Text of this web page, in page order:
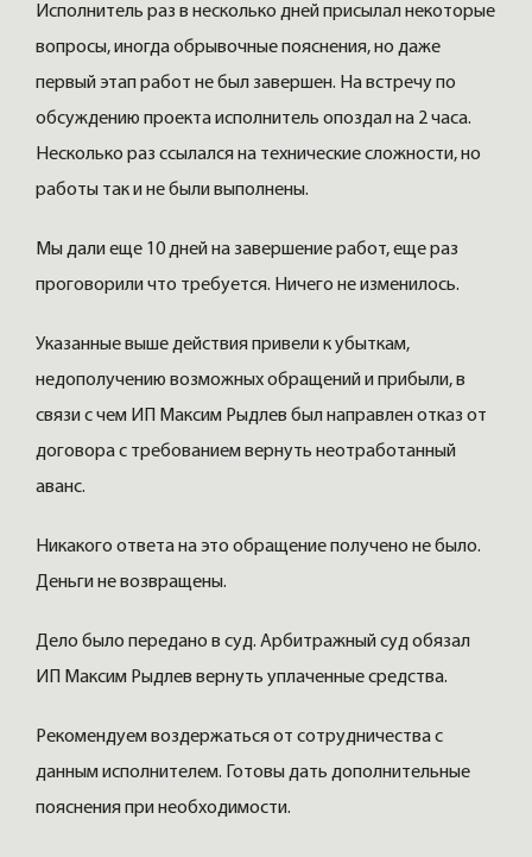
Исполнитель раз в несколько дней присылал некоторые
вопросы, иногда обрывочные пояснения, но даже
первый этап работ не был завершен. На встречу по
обсуждению проекта исполнитель опоздал на 2 часа.
Несколько раз ссылался на технические сложности, но
работы так и не были выполнены.
Мы дали еще 10 дней на завершение работ, еще раз
проговорили что требуется. Ничего не изменилось.
Указанные выше действия привели к убыткам,
недополучению возможных обращений и прибыли, в
связи с чем ИП Максим Рыдлев был направлен отказ от
договора с требованием вернуть неотработанный
аванс.
Никакого ответа на это обращение получено не было.
Деньги не возвращены.
Дело было передано в суд. Арбитражный суд обязал
ИП Максим Рыдлев вернуть уплаченные средства.
Рекомендуем воздержаться от сотрудничества с
данным исполнителем. Готовы дать дополнительные
пояснения при необходимости.